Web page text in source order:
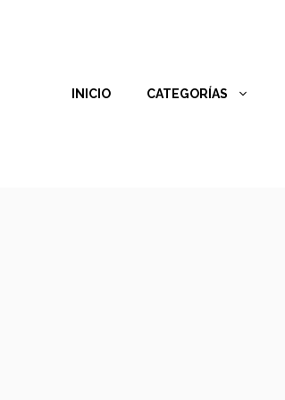
INICIO CATEGORÍAS